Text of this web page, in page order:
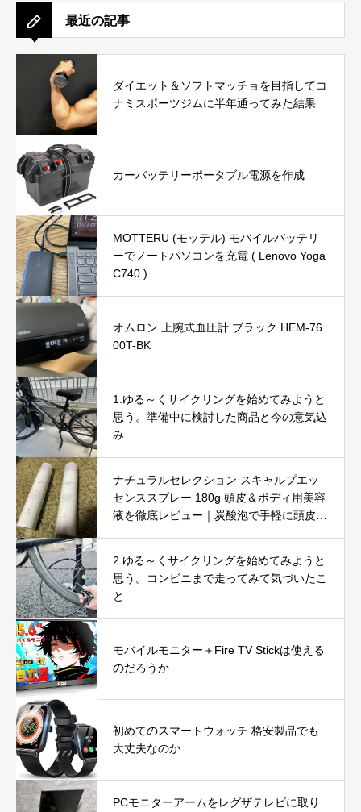
最近の記事
ダイエット＆ソフトマッチョを目指してコ
ナミスポーツジムに半年通ってみた結果
カーバッテリーポータブル電源を作成
MOTTERU (モッテル) モバイルバッテリ
ーでノートパソコンを充電 ( Lenovo Yoga
C740 )
オムロン 上腕式血圧計 ブラック HEM-76
00T-BK
1.ゆる～くサイクリングを始めてみようと
思う。準備中に検討した商品と今の意気込
み
ナチュラルセレクション スキャルプエッ
センススプレー 180g 頭皮＆ボディ用美容
液を徹底レビュー｜炭酸泡で手軽に頭皮と
2.ゆる～くサイクリングを始めてみようと
思う。コンビニまで走ってみて気づいたこ
と
モバイルモニター＋Fire TV Stickは使える
のだろうか
初めてのスマートウォッチ 格安製品でも
大丈夫なのか
PCモニターアームをレグザテレビに取り